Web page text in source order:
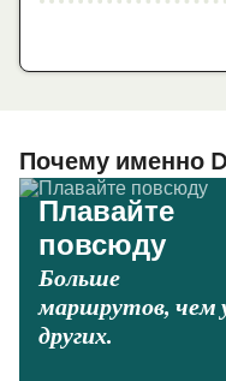
Почему именно
Плавайте
повсюду
Больше
маршрутов, чем
других.